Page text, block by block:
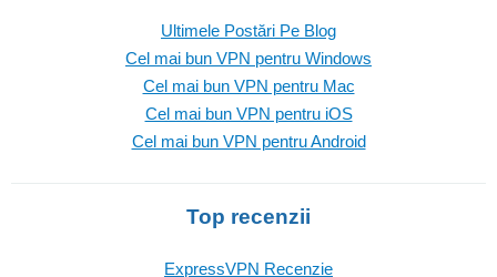
Ultimele Postări Pe Blog
Cel mai bun VPN pentru Windows
Cel mai bun VPN pentru Mac
Cel mai bun VPN pentru iOS
Cel mai bun VPN pentru Android
Top recenzii
ExpressVPN Recenzie